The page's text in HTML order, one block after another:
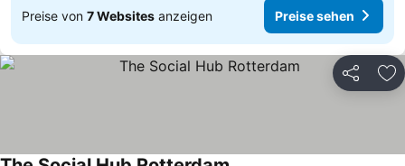
Preise von 7 Websites anzeigen Preise sehen
Teilen